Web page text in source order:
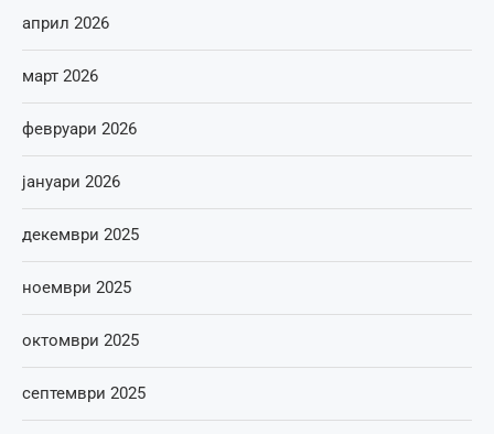
април 2026
март 2026
февруари 2026
јануари 2026
декември 2025
ноември 2025
октомври 2025
септември 2025